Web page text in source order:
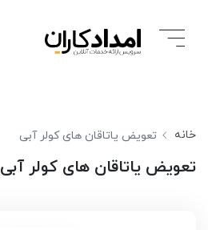
خانه تعویض یاتاقان های کولر آبی
تعویض یاتاقان های کولر آبی